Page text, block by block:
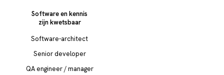
Software en kennis
zijn kwetsbaar
Software-architect
Senior developer
QA engineer / manager